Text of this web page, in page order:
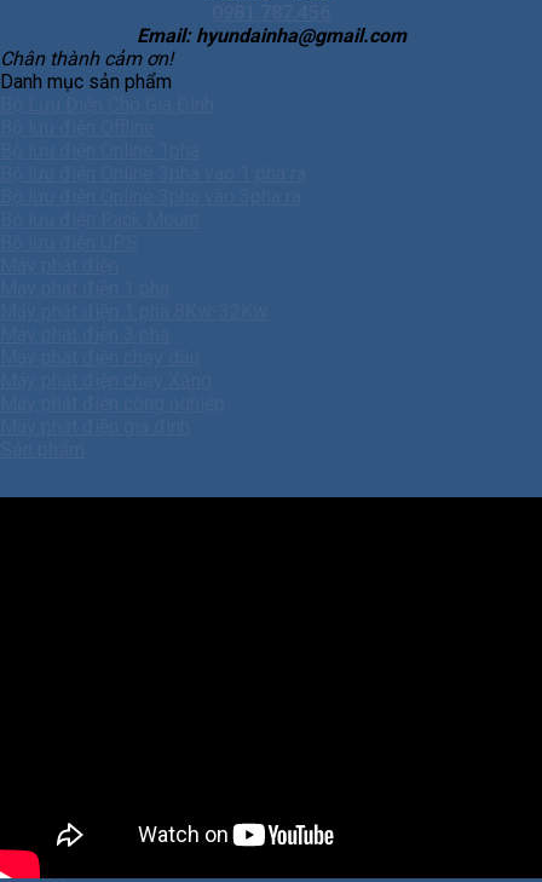
Email: hyundainha@gmail.com
Chân thành cảm ơn!
Danh mục sản phẩm